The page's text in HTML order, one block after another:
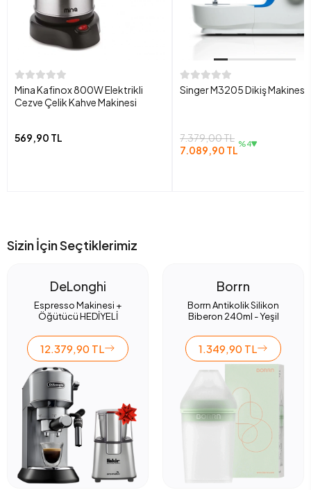
Mina Kafinox 800W Elektrikli
Cezve Çelik Kahve Makinesi
569,90 TL
Singer M3205 Dikiş Makinesi
7.379,00 TL
7.089,90 TL %4
Sizin İçin Seçtiklerimiz
DeLonghi
Espresso Makinesi +
Öğütücü HEDİYELİ
12.379,90 TL
Borrn
Borrn Antikolik Silikon
Biberon 240ml - Yeşil
1.349,90 TL